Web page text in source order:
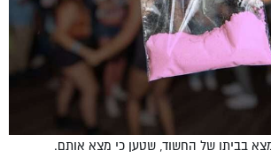
בביתו של החשוד, שטען כי מצא אותם.